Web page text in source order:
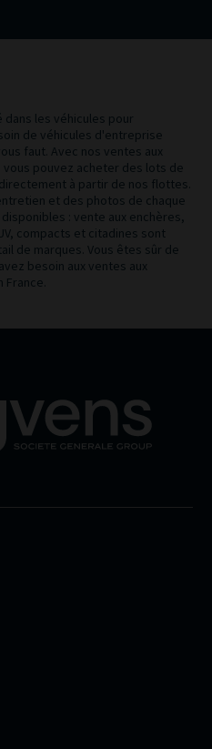
les véhicules pour
de véhicules d'entreprise
faut. Avec nos ventes aux
pouvez acheter des lots de
à partir de nos flottes.
et des photos de chaque
: vente aux enchères,
compacts et citadines sont
de marques. Vous êtes sûr de
besoin aux ventes aux